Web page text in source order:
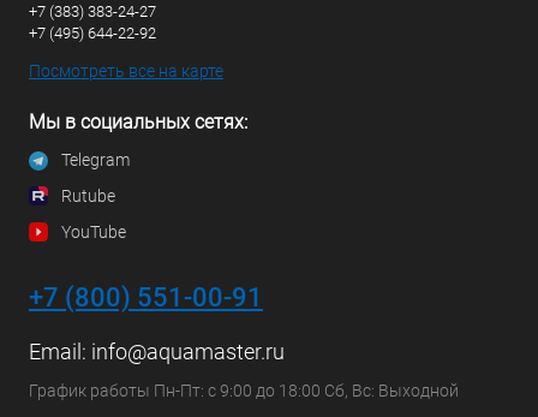
+7 (383) 383-24-27
+7 (495) 644-22-92
Посмотреть все на карте
Мы в социальных сетях:
Telegram
Rutube
YouTube
+7 (800) 551-00-91
Email: info@aquamaster.ru
График работы Пн-Пт: с 9:00 до 18:00 Сб, Вс: Выходной